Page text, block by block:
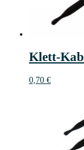
Klett-
0,70 €